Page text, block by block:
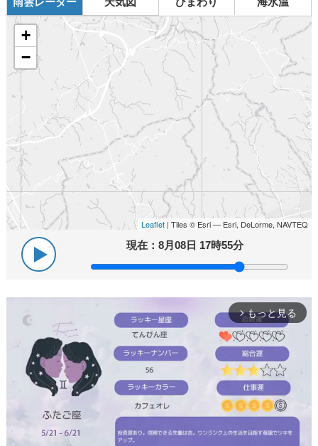
+
−
Leaflet | Tiles © Esri — Esri, DeLorme, NAVTEQ
現在：8月08日 17時55分
arrow_forward_ios もっと見る